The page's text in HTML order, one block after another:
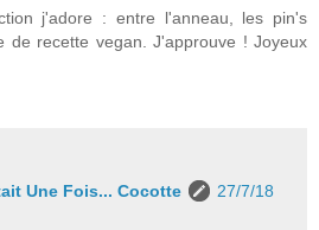
j'adore : entre l'anneau, les pin's
de recette vegan. J'approuve ! Joyeux
Une Fois... Cocotte
27/7/18